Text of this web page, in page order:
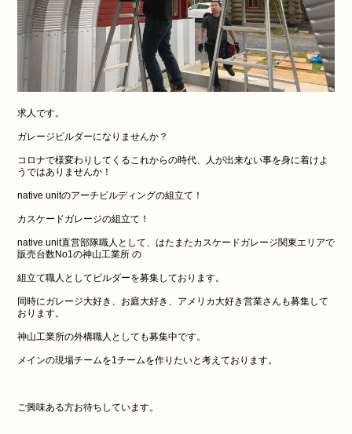
求人です。
ガレージビルダーになりませんか？
コロナで様変わりしてくるこれからの時代、人が出来ない事を身に着けよ
うではありませんか！
native unitのアーチビルディングの組立て！
カスケードガレージの組立て！
native unit直営部隊職人として、はたまたカスケードガレージ関東エリアで
販売台数No1の神山工業所 の
組立て職人としてビルダーを募集しております。
同時にガレージ大好き、お庭大好き、アメリカ大好き営業さんも募集して
おります。
神山工業所の外構職人としても募集中です。
メインの現場チームを1チームを作りたいと考えております。
ご興味ある方お待ちしています。